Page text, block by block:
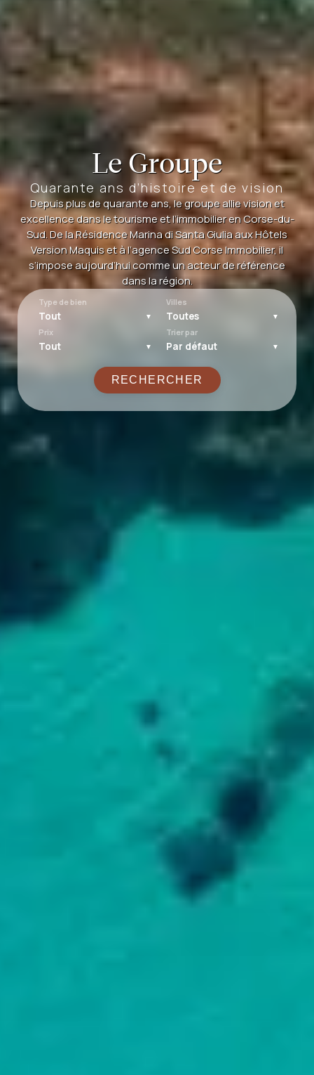
Le Groupe
Quarante ans d’histoire et de vision
Depuis plus de quarante ans, le groupe allie vision et
excellence dans le tourisme et l’immobilier en Corse-du-
Sud. De la Résidence Marina di Santa Giulia aux Hôtels
Version Maquis et à l’agence Sud Corse Immobilier, il
s’impose aujourd’hui comme un acteur de référence
dans la région.
Type de bien Villes
Prix Trier par
RECHERCHER